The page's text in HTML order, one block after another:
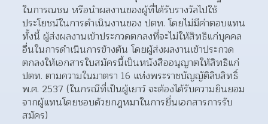
ในการณชน หรือนำผลงานของผู้ที่ได้รับรางวัลไปใช้
ประโยชน์ในการดำเนินงานของ ปตท. โดยไม่มีค่าตอบแทน
ทั้งนี้ ผู้ส่งผลงานเข้าประกวดตกลงที่จะไม่ให้สิทธิแก่บุคคล
อื่นในการดำเนินการข้างต้น โดยผู้ส่งผลงานเข้าประกวด
ตกลงให้เอกสารใบสมัครนี้เป็นหนังสืออนุญาตให้สิทธิแก่
ปตท. ตามความในมาตรา 16 แห่งพระราชบัญญัติลิขสิทธิ์
พ.ศ. 2537 (ในกรณีที่เป็นผู้เยาว์ จะต้องได้รับความยินยอม
จากผู้แทนโดยชอบด้วยกฎหมาในการยื่นเอกสารการรับ
สมัคร)